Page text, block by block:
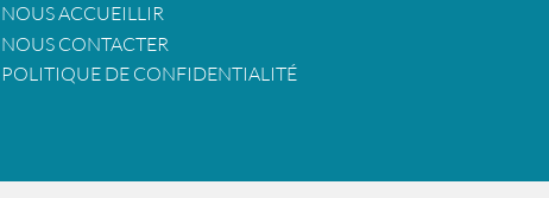
NOUS ACCUEILLIR
NOUS CONTACTER
POLITIQUE DE CONFIDENTIALITÉ